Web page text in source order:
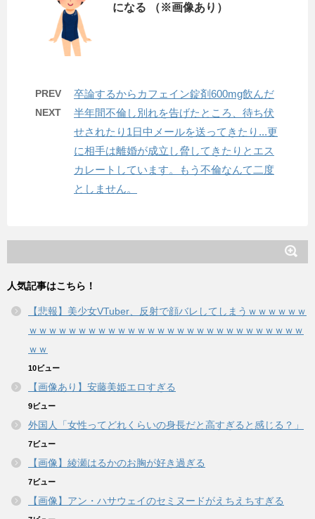
になる （※画像あり）
PREV 卒論するからカフェイン錠剤600mg飲んだ
NEXT
半年間不倫し別れを告げたところ、待ち伏
せされたり1日中メールを送ってきたり...更
に相手は離婚が成立し脅してきたりとエス
カレートしています。もう不倫なんて二度
としません。
人気記事はこちら！
【悲報】美少女VTuber、反射で顔バレしてしまうｗｗｗｗｗｗ
ｗｗｗｗｗｗｗｗｗｗｗｗｗｗｗｗｗｗｗｗｗｗｗｗｗｗｗｗ
ｗｗ
10ビュー
【画像あり】安藤美姫エロすぎる
9ビュー
外国人「女性ってどれくらいの身長だと高すぎると感じる？」
7ビュー
【画像】綾瀬はるかのお胸が好き過ぎる
7ビュー
【画像】アン・ハサウェイのセミヌードがえちえちすぎる